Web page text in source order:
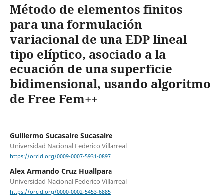
Método de elementos finitos
para una formulación
variacional de una EDP lineal
tipo elíptico, asociado a la
ecuación de una superficie
bidimensional, usando algoritmo
de Free Fem++
Guillermo Sucasaire Sucasaire
Universidad Nacional Federico Villarreal
https://orcid.org/0009-0007-5931-0897
Alex Armando Cruz Huallpara
Universidad Nacional Federico Villarreal
https://orcid.org/0000-0002-5453-6885